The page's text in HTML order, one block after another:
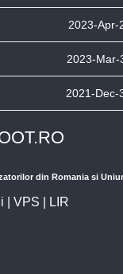
2023-Apr-
2023-Mar-
2021-Dec-
din Romania si
VPS LIR